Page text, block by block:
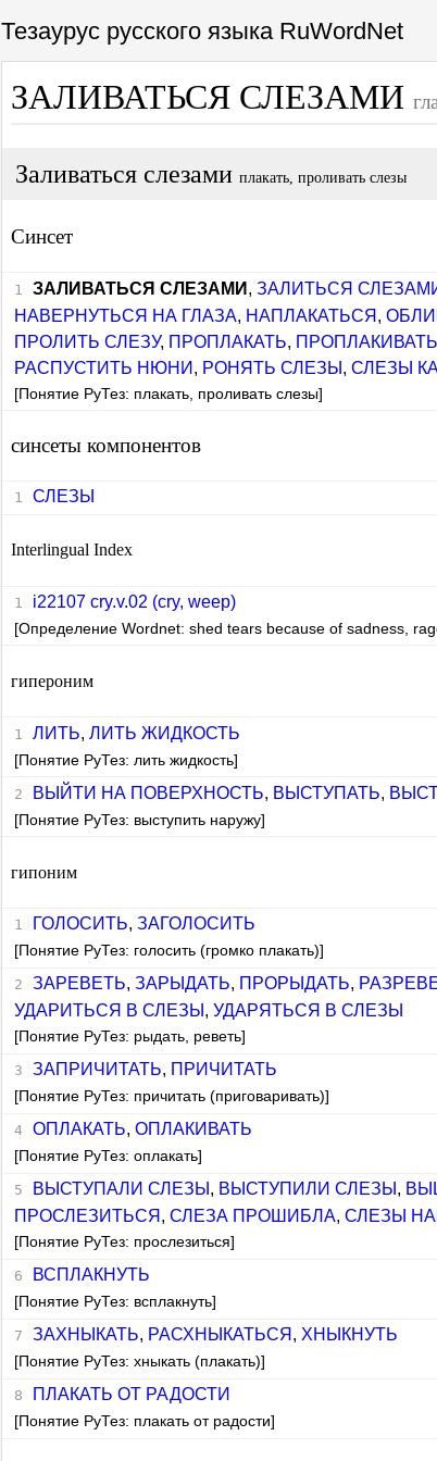
Тезаурус русского языка RuWordNet
ЗАЛИВАТЬСЯ СЛЕЗАМИ
Заливаться слезами плакать, проливать слезы
Синсет
ЗАЛИВАТЬСЯ СЛЕЗАМИ , ЗАЛИТЬСЯ
НАВЕРНУТЬСЯ НА ГЛАЗА, НАПЛАКАТЬСЯ ,
ПРОЛИТЬ СЛЕЗУ, ПРОПЛАКАТЬ, ПРОПЛАКИВАТЬ
РАСПУСТИТЬ НЮНИ , РОНЯТЬ СЛЕЗЫ ,СЛЕЗЫ
[Понятие РуТез: плакать, проливать слезы]
синсеты компонентов
СЛЕЗЫ
Interlingual Index
i22107 cry.v.02 (cry, weep)
[Определение Wordnet: shed tears because of sadness,
гипероним
ЛИТЬ, ЛИТЬ ЖИДКОСТЬ
[Понятие РуТез: лить жидкость]
ВЫЙТИ НА ПОВЕРХНОСТЬ, ВЫСТУПАТЬ,
[Понятие РуТез: выступить наружу]
гипоним
ГОЛОСИТЬ, ЗАГОЛОСИТЬ
[Понятие РуТез: голосить (громко плакать)]
ЗАРЕВЕТЬ, ЗАРЫДАТЬ, ПРОРЫДАТЬ,
УДАРИТЬСЯ В СЛЕЗЫ ,УДАРЯТЬСЯ В СЛЕЗЫ
[Понятие РуТез: рыдать, реветь]
ЗАПРИЧИТАТЬ, ПРИЧИТАТЬ
[Понятие РуТез: причитать (приговаривать)]
ОПЛАКАТЬ, ОПЛАКИВАТЬ
[Понятие РуТез: оплакать]
ВЫСТУПАЛИ СЛЕЗЫ , ВЫСТУПИЛИ СЛЕЗЫ ,
ПРОСЛЕЗИТЬСЯ ,СЛЕЗА ПРОШИБЛА,СЛЕЗЫ
[Понятие РуТез: прослезиться]
ВСПЛАКНУТЬ
[Понятие РуТез: всплакнуть]
ЗАХНЫКАТЬ, РАСХНЫКАТЬСЯ , ХНЫКНУТЬ
[Понятие РуТез: хныкать (плакать)]
ПЛАКАТЬ ОТ РАДОСТИ
[Понятие РуТез: плакать от радости]